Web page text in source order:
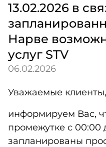
Интернет
ТВ
Телефон
Охрана
Помощь
Магазин
Новости
Контакты
13.02.2026 в
Нарве
услуг STV
06.02.2026
Уважаемые клиенты,
информируем Вас,
промежутке с 00:00
запланированы